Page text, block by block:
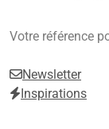
Anti-
Votre référence
Newsletter
Inspirations